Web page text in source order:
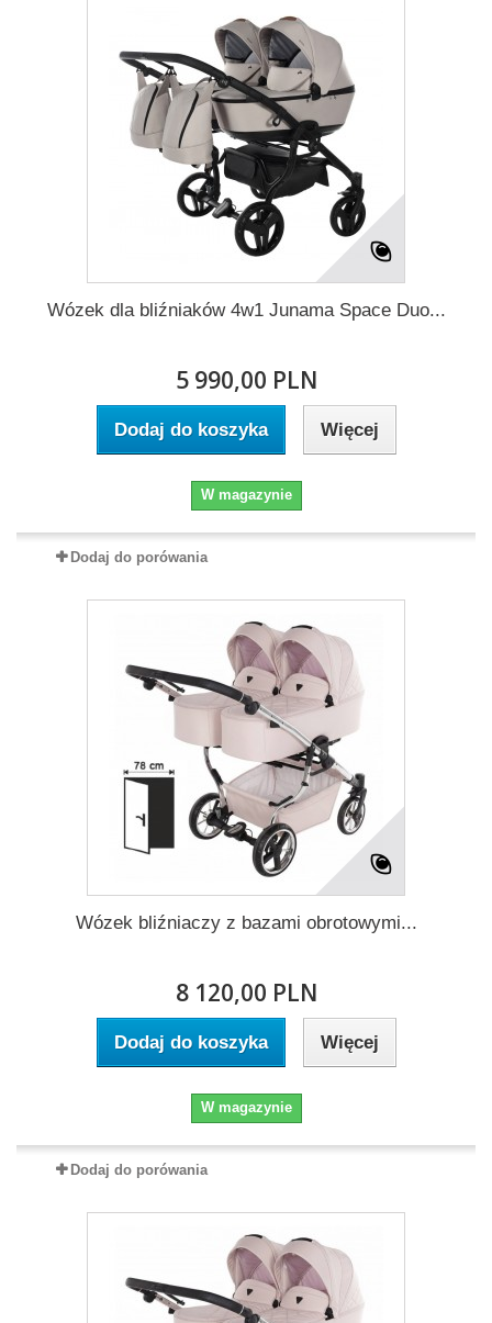
Wózek dla bliźniaków 4w1 Junama Space Duo...
5 990,00 PLN
Dodaj do koszyka Więcej
W magazynie
Dodaj do porówania
Wózek bliźniaczy z bazami obrotowymi...
8 120,00 PLN
Dodaj do koszyka Więcej
W magazynie
Dodaj do porówania